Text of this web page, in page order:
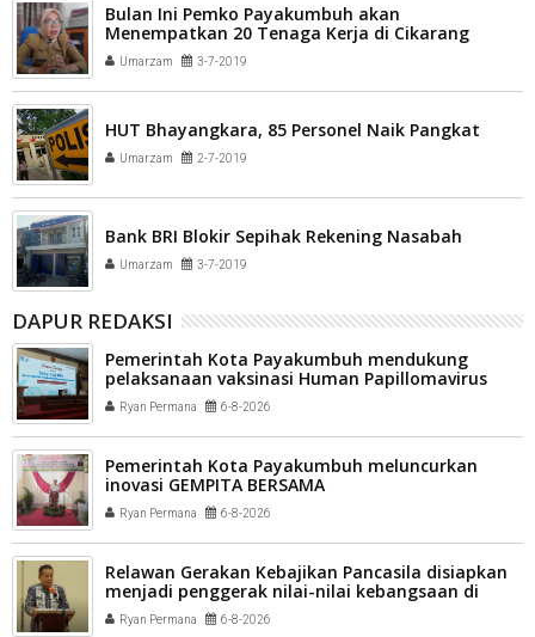
Bulan Ini Pemko Payakumbuh akan
Menempatkan 20 Tenaga Kerja di Cikarang
Umarzam 3-7-2019
HUT Bhayangkara, 85 Personel Naik Pangkat
Umarzam 2-7-2019
Bank BRI Blokir Sepihak Rekening Nasabah
Umarzam 3-7-2019
DAPUR REDAKSI
Pemerintah Kota Payakumbuh mendukung
pelaksanaan vaksinasi Human Papillomavirus
(HPV) bagi aparatur sipil negara (ASN) dan
masyarakat
Ryan Permana 6-8-2026
Pemerintah Kota Payakumbuh meluncurkan
inovasi GEMPITA BERSAMA
Ryan Permana 6-8-2026
Relawan Gerakan Kebajikan Pancasila disiapkan
menjadi penggerak nilai-nilai kebangsaan di
tengah masyarakat Kota Payakumbuh
Ryan Permana 6-8-2026